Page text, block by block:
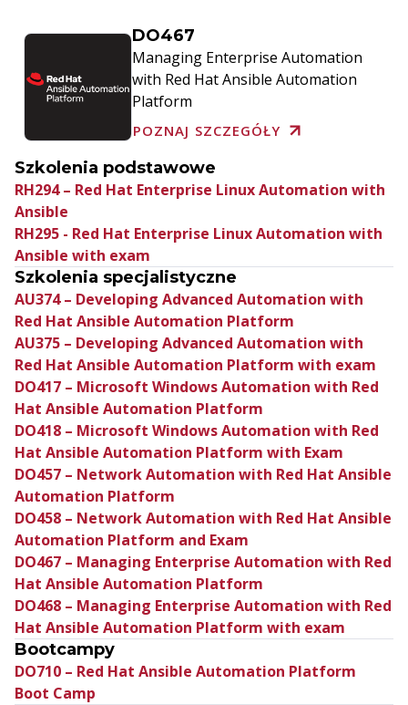
Szkolenia podstawowe
RH294 – Red Hat Enterprise Linux Automation with
Ansible
RH295 - Red Hat Enterprise Linux Automation with
Ansible with exam
Szkolenia specjalistyczne
AU374 – Developing Advanced Automation with
Red Hat Ansible Automation Platform
AU375 – Developing Advanced Automation with
Red Hat Ansible Automation Platform with exam
DO417 – Microsoft Windows Automation with Red
Hat Ansible Automation Platform
DO418 – Microsoft Windows Automation with Red
Hat Ansible Automation Platform with Exam
DO457 – Network Automation with Red Hat Ansible
Automation Platform
DO458 – Network Automation with Red Hat Ansible
Automation Platform and Exam
DO467 – Managing Enterprise Automation with Red
Hat Ansible Automation Platform
DO468 – Managing Enterprise Automation with Red
Hat Ansible Automation Platform with exam
Bootcampy
DO710 – Red Hat Ansible Automation Platform
Boot Camp
DO467
Managing Enterprise Automation
with Red Hat Ansible Automation
Platform
POZNAJ SZCZEGÓŁY